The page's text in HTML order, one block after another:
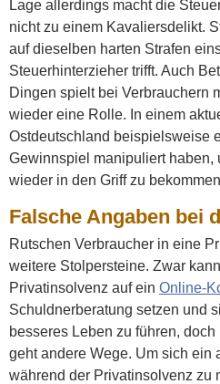
Lage allerdings macht die
nicht zu einem Kavaliersdelikt.
auf dieselben harten Strafen
Steuerhinterzieher trifft. Auch
Dingen spielt bei Verbrauchern
wieder eine Rolle. In einem
Ostdeutschland beispielsweise
Gewinnspiel manipuliert haben,
wieder in den Griff zu
Falsche Angaben bei
Rutschen Verbraucher in eine
weitere Stolpersteine. Zwar
Privatinsolvenz auf ein Online-
Schuldnerberatung setzen und
besseres Leben zu führen,
geht andere Wege. Um sich ein
während der Privatinsolvenz zu